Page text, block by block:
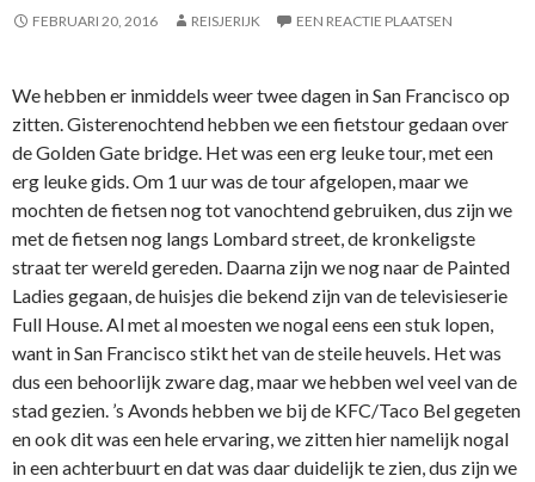
FEBRUARI 20, 2016 REISJERIJK EEN REACTIE PLAATSEN
We hebben er inmiddels weer twee dagen in San Francisco op
zitten. Gisterenochtend hebben we een fietstour gedaan over
de Golden Gate bridge. Het was een erg leuke tour, met een
erg leuke gids. Om 1 uur was de tour afgelopen, maar we
mochten de fietsen nog tot vanochtend gebruiken, dus zijn we
met de fietsen nog langs Lombard street, de kronkeligste
straat ter wereld gereden. Daarna zijn we nog naar de Painted
Ladies gegaan, de huisjes die bekend zijn van de televisieserie
Full House. Al met al moesten we nogal eens een stuk lopen,
want in San Francisco stikt het van de steile heuvels. Het was
dus een behoorlijk zware dag, maar we hebben wel veel van de
stad gezien. ’s Avonds hebben we bij de KFC/Taco Bel gegeten
en ook dit was een hele ervaring, we zitten hier namelijk nogal
in een achterbuurt en dat was daar duidelijk te zien, dus zijn we